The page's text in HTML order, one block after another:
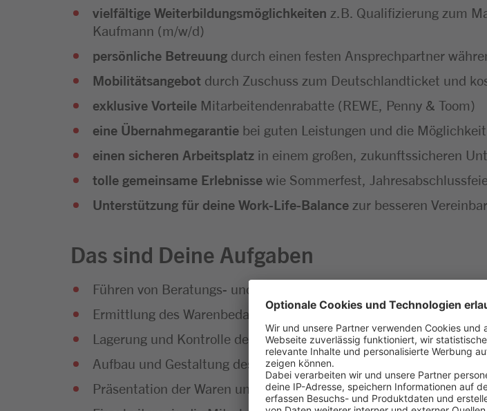
vielfältige Weiterbildungsmöglichkeiten z.B. Qualifizierung zum
Kaufmann (m/w/d)
persönliche Betreuung durch einen festen Ansprechpartner
Mobilitätsangebot durch Zuschuss zum Deutschlandticket und
exklusive Vorteile Mitarbeitendenrabatte (REWE, Penny & Toom)
eine Übernahmegarantie bei guten Leistungen und die
einen sicheren Arbeitsplatz in einem großen, zukunftssicheren
tolle gemeinsame Erlebnisse wie Sommerfest,
Unterstützung für deine Work-Life-Balance zur besseren
Das sind Deine Aufgaben
Führen von Beratungs- und Verkaufsgesprächen
Ermittlung des Warenbedarfs und Disposition der Ware
Lagerung und Kontrolle der Waren
Aufbau und Gestaltung des Warensortiments
Präsentation der Waren und Umsetzung von